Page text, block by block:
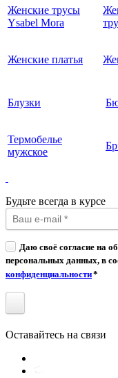
Женские трусы
Ysabel Mora
Женские платья
Блузки
Термобелье
мужское
Будьте всегда в курсе
Даю своё согласие на
персональных данных, в
конфиденциальности*
Оставайтесь на связи